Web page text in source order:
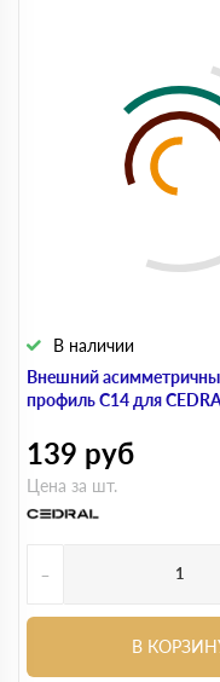
Внешний
профиль С14 для
В наличии
139 руб
Цена за шт.
-
В